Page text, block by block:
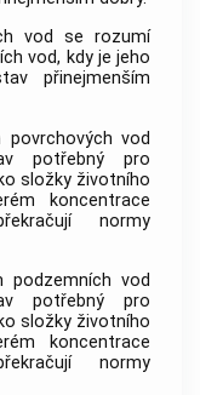
vod se rozumí
vod, kdy je jeho
přinejmenším
povrchových vod
potřebný pro
složky životního
koncentrace
normy
podzemních vod
potřebný pro
složky životního
koncentrace
normy